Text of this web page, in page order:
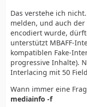
Das verstehe ich
melden, und auch
encodiert wurde,
unterstützt MBAFF-
kompatiblen Fake-
progressive Inhalte).
Interlacing mit 50
Wann immer eine
mediainfo -f